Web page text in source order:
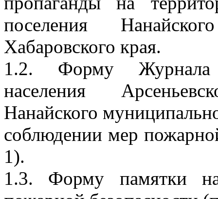
поселения
Хабаровского края.
1.2. Форму Журнала
населения
Нанайского
соблюдении мер
1).
1.3. Форму памятки